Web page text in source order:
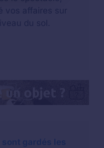
vos affaires sur
du sol.
gardés les